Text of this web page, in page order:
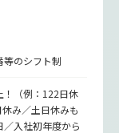
等のシフト制
！（例：122日休
み／土日休みも
入社初年度から